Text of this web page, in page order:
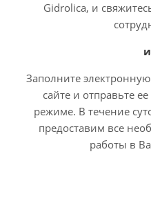
Gidrolica, и
Заполните
сайте и отправьте
режиме. В течение
предоставим все
работы в